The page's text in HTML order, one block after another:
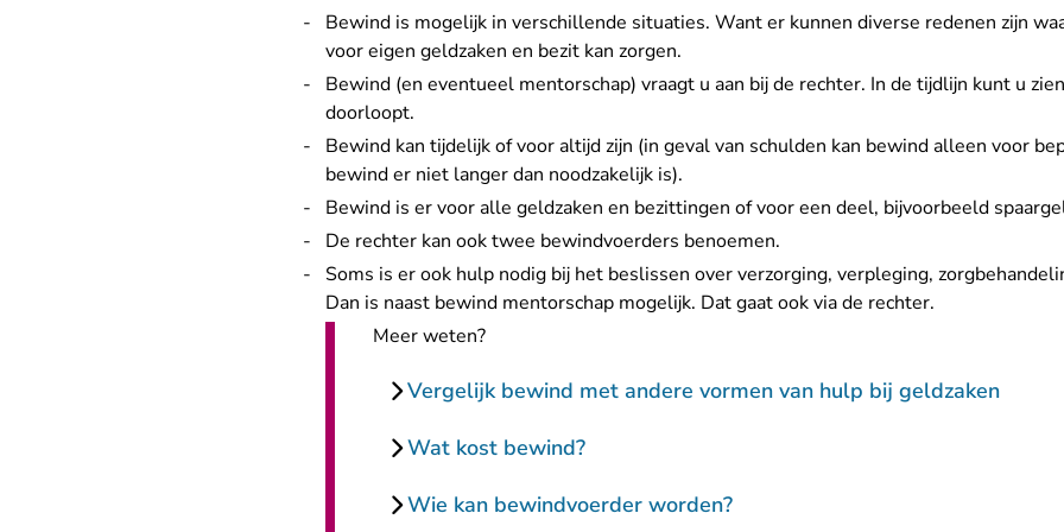
Bewind is mogelijk in verschillende situaties. Want er kunnen diverse redenen zijn
voor eigen geldzaken en bezit kan zorgen.
Bewind (en eventueel mentorschap) vraagt u aan bij de rechter. In de tijdlijn kunt u
doorloopt.
Bewind kan tijdelijk of voor altijd zijn (in geval van schulden kan bewind alleen voor
bewind er niet langer dan noodzakelijk is).
Bewind is er voor alle geldzaken en bezittingen of voor een deel, bijvoorbeeld
De rechter kan ook twee bewindvoerders benoemen.
Soms is er ook hulp nodig bij het beslissen over verzorging, verpleging,
Dan is naast bewind mentorschap mogelijk. Dat gaat ook via de rechter.
Meer weten?
Vergelijk bewind met andere vormen van hulp bij geldzaken
Wat kost bewind?
Wie kan bewindvoerder worden?